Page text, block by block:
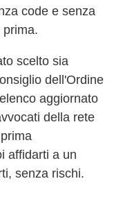
code e senza
scelto sia
dell'Ordine
aggiornato
della rete
affidarti a un
senza rischi.